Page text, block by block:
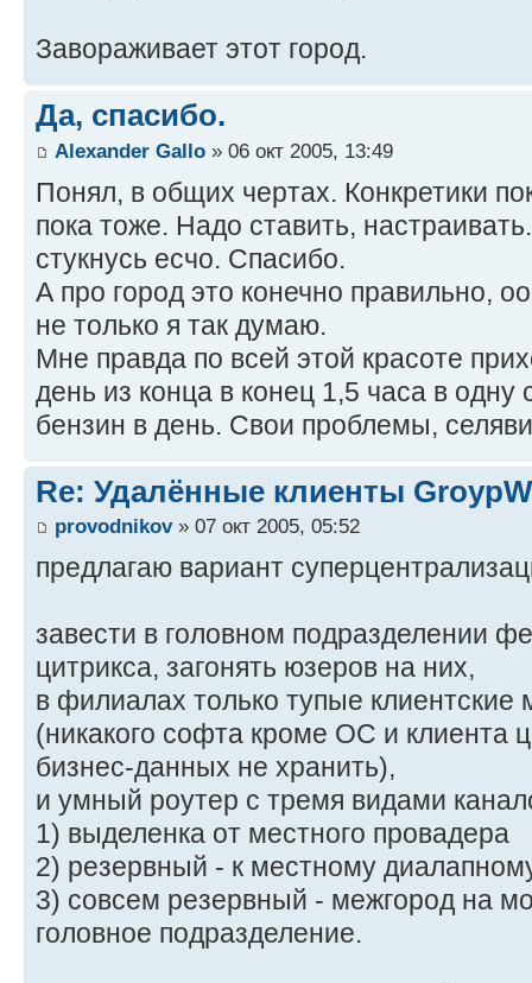
Завораживает этот город.
Да, спасибо.
Alexander Gallo » 06 окт 2005, 13:49
Понял, в общих чертах. Конкретики
пока тоже. Надо ставить,
стукнусь есчо. Спасибо.
А про город это конечно правильно,
не только я так думаю.
Мне правда по всей этой красоте
день из конца в конец 1,5 часа в одну
бензин в день. Свои проблемы,
Re: Удалённые клиенты
provodnikov» 07 окт 2005, 05:52
предлагаю вариант
завести в головном подразделении
цитрикса, загонять юзеров на них,
в филиалах только тупые клиентские
(никакого софта кроме ОС и клиента
бизнес-данных не хранить),
и умный роутер с тремя видами
1) выделенка от местного провадера
2) резервный - к местному
3) совсем резервный - межгород на
головное подразделение.